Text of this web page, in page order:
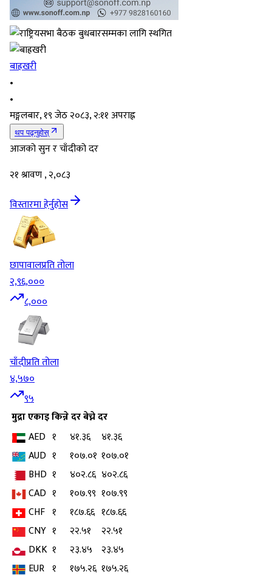
बाह्रखरी
•
•
मङ्गलबार, १९ जेठ २०८३, २:११ अपराह्न
थप पढ्नुहोस्
आजको सुन र चाँदीको दर
२१ श्रावण , २,०८३
विस्तारमा हेर्नुहोस
छापावालप्रति तोला
२,९६,०००
८,०००
चाँदीप्रति तोला
४,५७०
९५
मुद्राएकाइकिन्ने दरबेच्ने दर
AED १ ४१.३६
४१.३६
AUD १ १०७.०१ १०७.०१
BHD १ ४०२.८६ ४०२.८६
CAD १ १०७.९९ १०७.९९
CHF १ १८७.६६ १८७.६६
CNY १ २२.५१
२२.५१
DKK १ २३.४५
२३.४५
EUR १ १७५.२६ १७५.२६